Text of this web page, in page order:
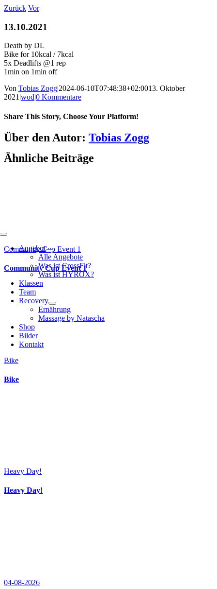
Zum
springen
Toggle
NavigationAngebot
Alle Angebote
Was ist CrossFit?
Was ist HYROX?
Klassen
Team
Recovery
Ernährung
Massage by Natascha
Shop
Bilder
Kontakt
Zurück Vor
13.10.2021
Death by DL
Bike for 10kcal / 7kcal
5x Deadlifts @1 rep
1min on 1min off
Von Tobias Zogg|2024-06-10T07:48:38+02:0013. Oktober
2021|wod|0 Kommentare
Share This Story, Choose Your Platform!
Facebook
LinkedIn
WhatsApp
Telegram
Tumblr
Pinterest
Vk
Xing
E-
Mail
Über den Autor: Tobias Zogg
Ähnliche Beiträge
Community Cup Event 1
Community Cup Event 1
Bike
Bike
Heavy Day!
Heavy Day!
04-08-2026